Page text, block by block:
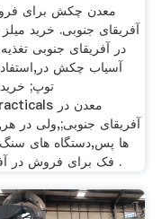
معدن چکش برای
آفریقای جنوبی. خرید
در آفریقای جنوبی
آسیاب چکش
توپ;
آفریقای جنوبی;,ولی در
ها پس,دستگاه های
فک برای فروش در آفریقای .